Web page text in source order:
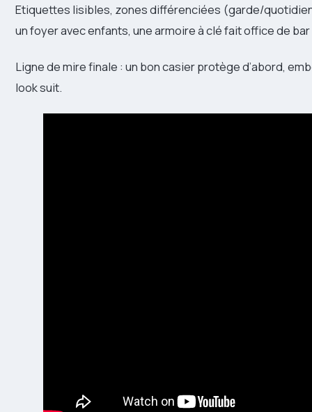
Etiquettes lisibles, zones différenciées (garde/
un foyer avec enfants, une armoire à clé fait office de bar
Ligne de mire finale : un bon casier protège d’abord,
look suit.